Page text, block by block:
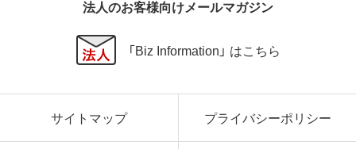
法人のお客様向けメールマガジン
「Biz Information」 はこちら
サイトマップ プライバシーポリシー